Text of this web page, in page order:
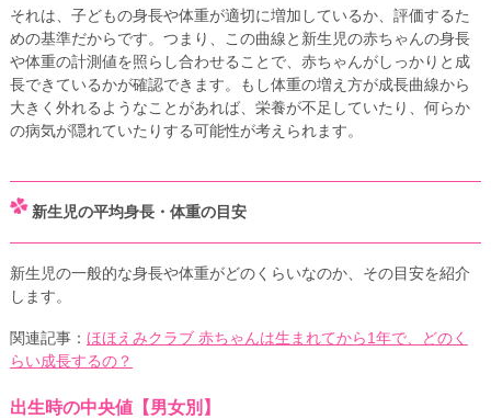
それは、子どもの身長や体重が適切に増加しているか、評価するた
めの基準だからです。つまり、この曲線と新生児の赤ちゃんの身長
や体重の計測値を照らし合わせることで、赤ちゃんがしっかりと成
長できているかが確認できます。もし体重の増え方が成長曲線から
大きく外れるようなことがあれば、栄養が不足していたり、何らか
の病気が隠れていたりする可能性が考えられます。
新生児の平均身長・体重の目安
新生児の一般的な身長や体重がどのくらいなのか、その目安を紹介
します。
関連記事： ほほえみクラブ 赤ちゃんは生まれてから1年で、どのく
らい成長するの？
出生時の中央値【男女別】